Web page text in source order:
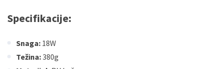
Specifikacije:
Snaga: 18W
Težina:380g